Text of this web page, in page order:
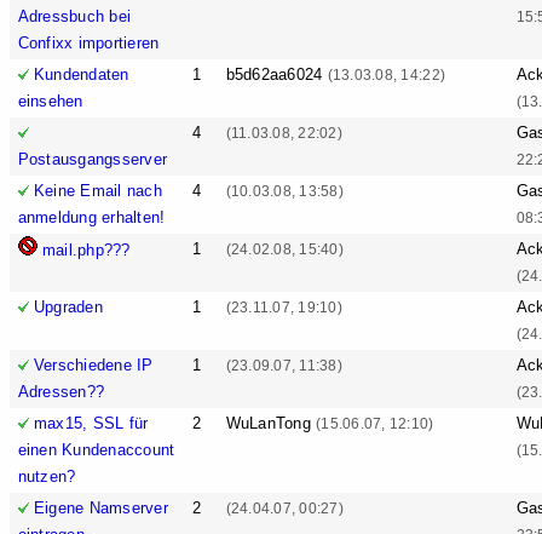
Adressbuch bei
Confixx importieren
Kundendaten
einsehen
1 b5d62aa6024 (13.03.08, 14:22)
Postausgangsserver
4 (11.03.08, 22:02)
Keine Email nach
anmeldung erhalten!
4 (10.03.08, 13:58)
mail.php??? 1 (24.02.08, 15:40)
Upgraden 1 (23.11.07, 19:10)
Verschiedene IP
Adressen??
1 (23.09.07, 11:38)
max15, SSL für
einen Kundenaccount
nutzen?
2 WuLanTong(15.06.07, 12:10)
Eigene Namserver
2 (24.04.07, 00:27)